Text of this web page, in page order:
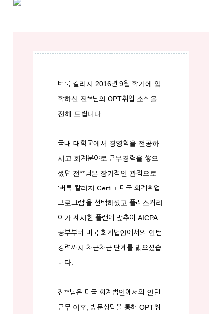
버룩 칼리지 2016년 9월 학기에 입
학하신 전**님의 OPT취업 소식을
전해 드립니다.
국내 대학교에서 경영학을 전공하
시고 회계분야로 근무경력을 쌓으
셨던 전**님은 장기적인 관점으로
'버룩 칼리지 Certi + 미국 회계취업
프로그램'을 선택하셨고 플러스커리
어가 제시한 플랜에 맞추어 AICPA
공부부터 미국 회계법인에서의 인턴
경력까지 차근차근 단계를 밟으셨습
니다.
전**님은 미국 회계법인에서의 인턴
근무 이후, 방문상담을 통해 OPT취